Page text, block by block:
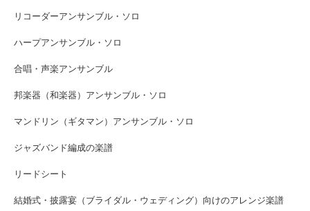
リコーダーアンサンブル・ソロ
ハープアンサンブル・ソロ
合唱・声楽アンサンブル
邦楽器（和楽器）アンサンブル・ソロ
マンドリン（ギタマン）アンサンブル・ソロ
ジャズバンド編成の楽譜
リードシート
結婚式・披露宴（ブライダル・ウェディング）向けのアレンジ楽譜